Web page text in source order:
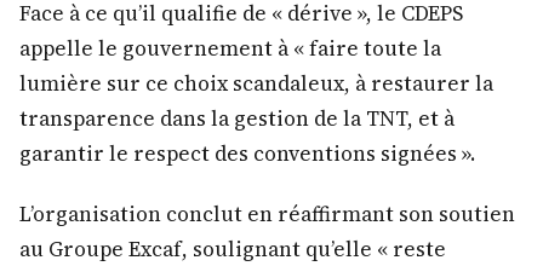
Face à ce qu’il qualifie de « dérive », le CDEPS
appelle le gouvernement à « faire toute la
lumière sur ce choix scandaleux, à restaurer la
transparence dans la gestion de la TNT, et à
garantir le respect des conventions signées ».
L’organisation conclut en réaffirmant son soutien
au Groupe Excaf, soulignant qu’elle « reste